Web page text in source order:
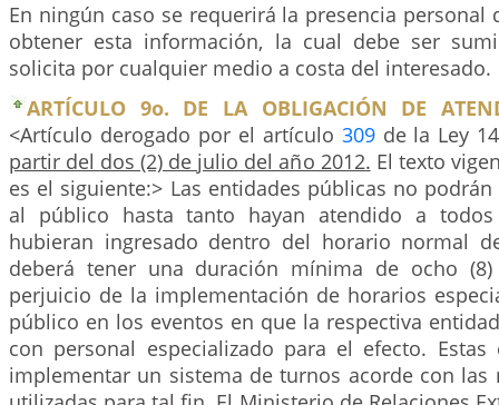
En ningún caso se requerirá la presencia personal
obtener esta información, la cual debe ser
solicita por cualquier medio a costa del interesado.
ARTÍCULO 9o. DE LA OBLIGACIÓN DE
<Artículo derogado por el artículo 309de la Ley
partir del dos (2) de julio del año 2012. El texto
es el siguiente:> Las entidades públicas no
al público hasta tanto hayan atendido a
hubieran ingresado dentro del horario normal
deberá tener una duración mínima de ocho
perjuicio de la implementación de horarios
público en los eventos en que la respectiva
con personal especializado para el efecto. Estas
implementar un sistema de turnos acorde con las